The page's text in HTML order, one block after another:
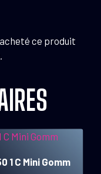
ce produit
1 C Mini Gomm